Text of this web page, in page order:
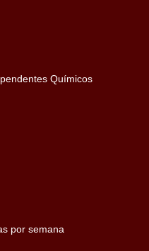
Químicos
por semana